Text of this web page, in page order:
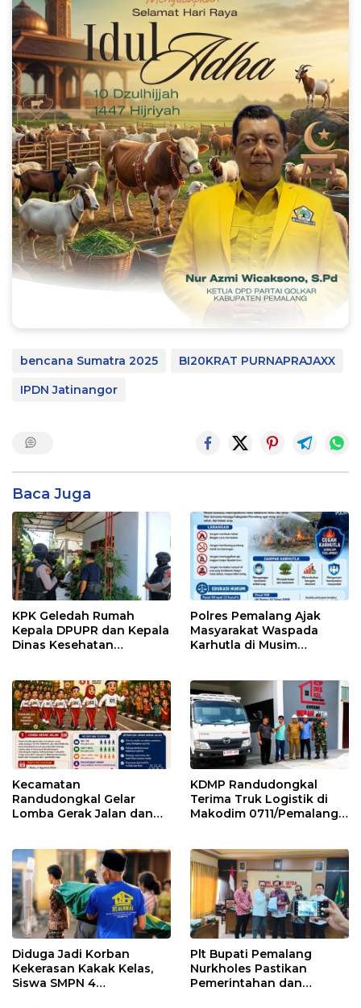
bencana Sumatra 2025
BI20KRAT PURNAPRAJAXX
IPDN Jatinangor
Baca Juga
KPK Geledah Rumah
Kepala DPUPR dan Kepala
Dinas Kesehatan
Polres Pemalang Ajak
Masyarakat Waspada
Karhutla di Musim
Kecamatan
Randudongkal Gelar
Lomba Gerak Jalan dan
KDMP Randudongkal
Terima Truk Logistik di
Makodim 0711/Pemalang
Diduga Jadi Korban
Kekerasan Kakak Kelas,
Siswa SMPN 4
Plt Bupati Pemalang
Nurkholes Pastikan
Pemerintahan dan